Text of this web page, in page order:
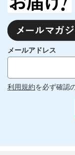
メールアドレス
利用規約を必ず確認